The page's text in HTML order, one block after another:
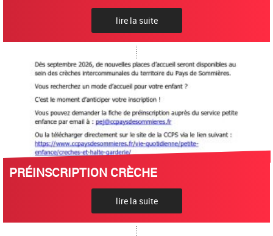
lire la suite
PRÉINSCRIPTION CRÈCHE
lire la suite